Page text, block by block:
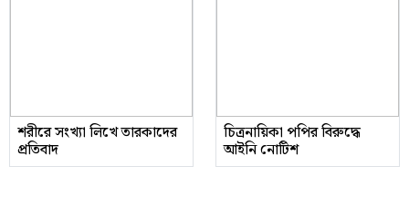
শরীরে সংখ্যা লিখে তারকাদের
প্রতিবাদ
চিত্রনায়িকা পপির বিরুদ্ধে
আইনি নোটিশ